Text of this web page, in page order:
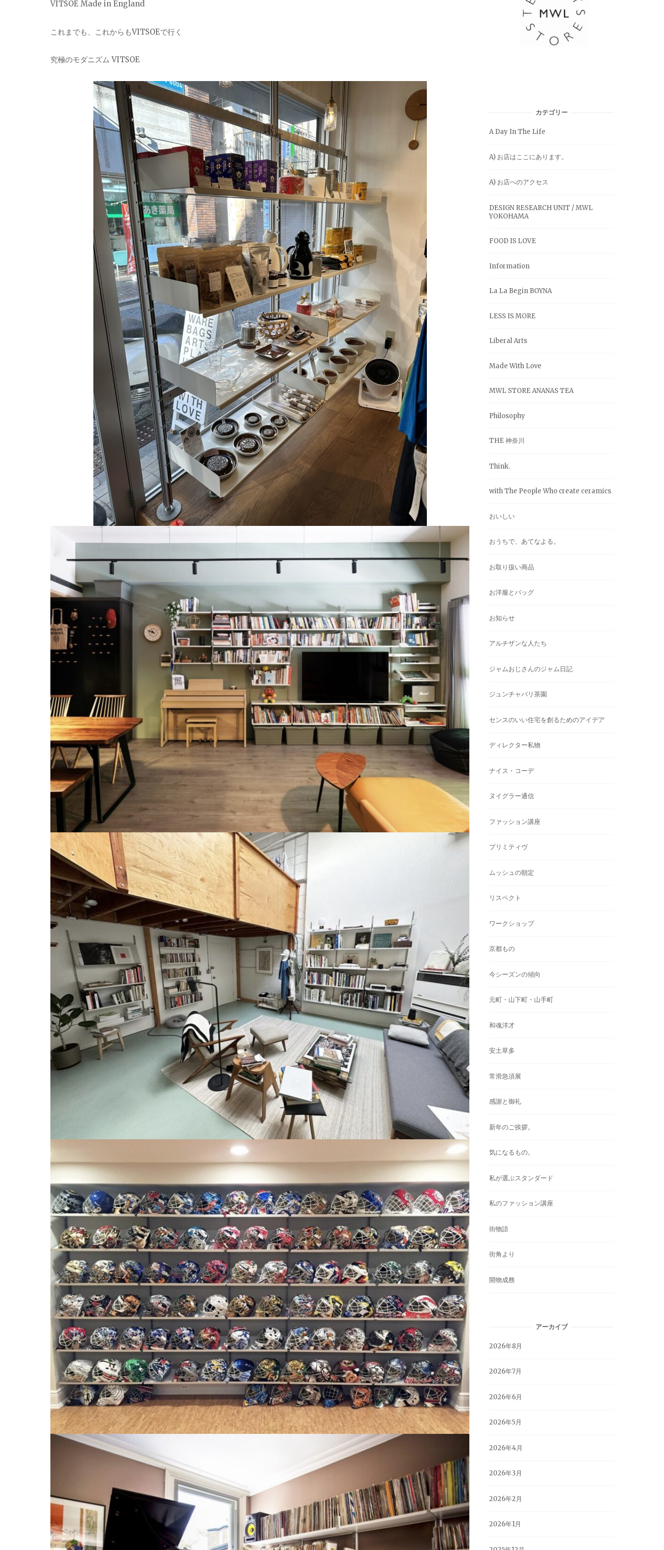
VITSOE Made in England
これまでも、これからもVITSOEで行く
究極のモダニズム VITSOE
カテゴリー
A Day In The Life
A) お店はここにあります。
A) お店へのアクセス
DESIGN RESEARCH UNIT / MWL
YOKOHAMA
FOOD IS LOVE
Information
La La Begin BOYNA
LESS IS MORE
Liberal Arts
Made With Love
MWL STORE ANANAS TEA
Philosophy
THE 神奈川
Think.
with The People Who create ceramics
おいしい
おうちで、あてなよる。
お取り扱い商品
お洋服とバッグ
お知らせ
アルチザンな人たち
ジャムおじさんのジャム日記
ジュンチャバリ茶園
センスのいい住宅を創るためのアイデア
ディレクター私物
ナイス・コーデ
ヌイグラー通信
ファッション講座
プリミティヴ
ムッシュの朝定
リスペクト
ワークショップ
京都もの
今シーズンの傾向
元町・山下町・山手町
和魂洋才
安土草多
常滑急須展
感謝と御礼
新年のご挨拶。
気になるもの。
私が選ぶスタンダード
私のファッション講座
街物語
街角より
開物成務
アーカイブ
2026年8月
2026年7月
2026年6月
2026年5月
2026年4月
2026年3月
2026年2月
2026年1月